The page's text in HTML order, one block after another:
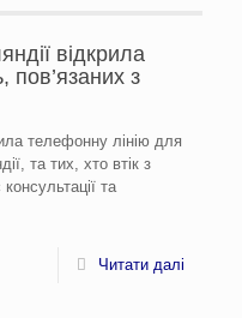
відкрила
пов’язаних з
телефонну лінію для
та тих, хто втік з
та
Читати далі